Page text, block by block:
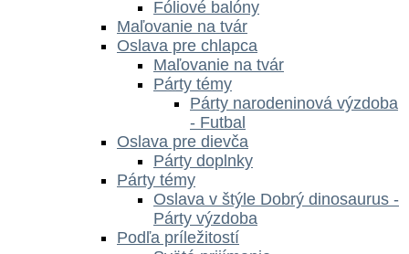
Fóliové balóny
Maľovanie na tvár
Oslava pre chlapca
Maľovanie na tvár
Párty témy
Párty narodeninová výzdoba
- Futbal
Oslava pre dievča
Párty doplnky
Párty témy
Oslava v štýle Dobrý dinosaurus -
Párty výzdoba
Podľa príležitostí